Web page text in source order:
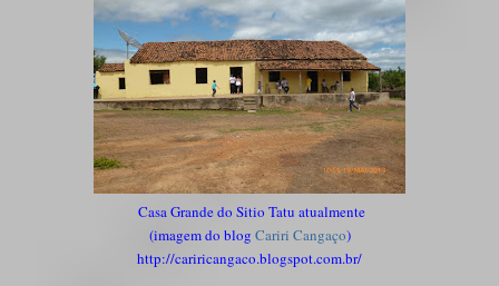
Casa Grande do Sitio Tatu atualmente
(imagem do blog Cariri Cangaço)
http://cariricangaco.blogspot.com.br/